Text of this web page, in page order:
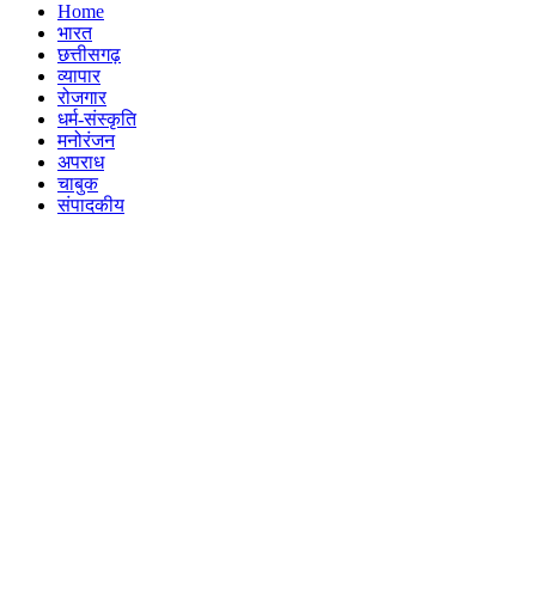
Home
भारत
छत्तीसगढ़
व्यापार
रोजगार
धर्म-संस्कृति
मनोरंजन
अपराध
चाबुक
संपादकीय